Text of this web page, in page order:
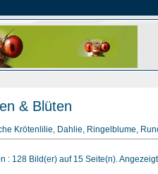
& Blüten
Krötenlilie, Dahlie, Ringelblume,
: 128 Bild(er) auf 15 Seite(n).